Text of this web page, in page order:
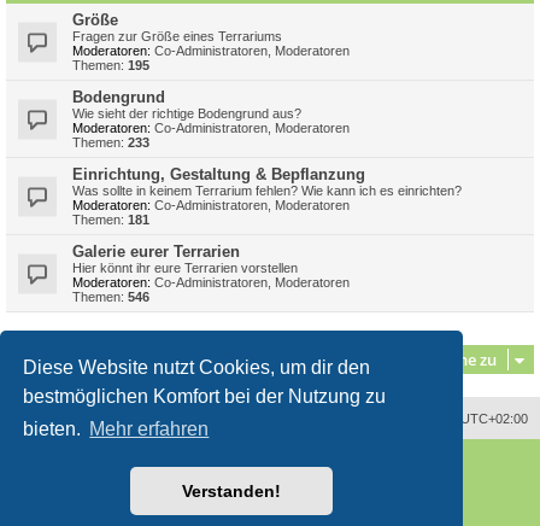
Diese Website nutzt Cookies, um dir den
bestmöglichen Komfort bei der Nutzung zu
bieten. Mehr erfahren
Verstanden!
Größe
Fragen zur Größe eines Terrariums
Moderatoren: Co-Administratoren Moderatoren
Themen: 195
Bodengrund
Wie sieht der richtige Bodengrund aus?
Moderatoren: Co-Administratoren Moderatoren
Themen: 233
Einrichtung, Gestaltung & Bepflanzung
Was sollte in keinem Terrarium fehlen? Wie kann ich es einrichten?
Moderatoren: Co-Administratoren Moderatoren
Themen: 181
Galerie eurer Terrarien
Hier könnt ihr eure Terrarien vorstellen
Moderatoren: Co-Administratoren Moderatoren
Themen: 546
Gehe zu
UTC+02:00
Deutsche Übersetzung durch
2017